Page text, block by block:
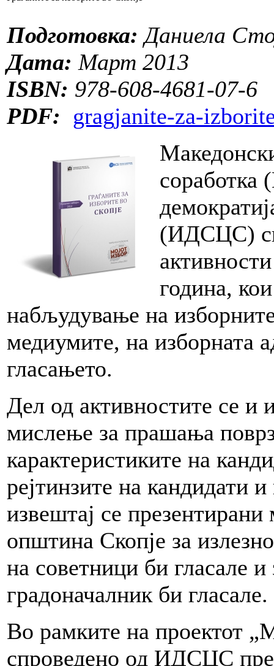
Подготовка: Даниела
Дата: Март 2013
ISBN: 978-608-4681-07-6
PDF: gragjanite-za-
(ИДСЦС)
година,
набљудување на
медиумите, на изборната
гласањето.
Дел од активностите се и
мислење за прашања
карактеристиките на
рејтинзите на кандидати
извештај се
општина Скопје за
на советници би гласале и
градоначалник би гласале.
Во рамките на проектот
спроведено од ИДСЦС